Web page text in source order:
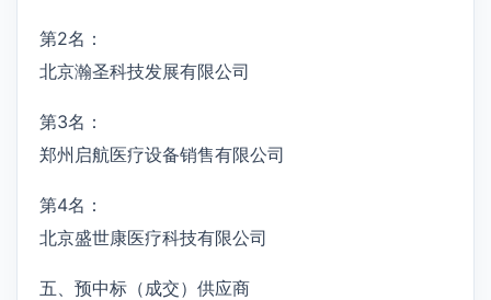
第2名：
北京瀚圣科技发展有限公司
第3名：
郑州启航医疗设备销售有限公司
第4名：
北京盛世康医疗科技有限公司
五、预中标（成交）供应商